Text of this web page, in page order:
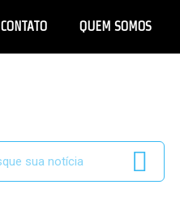
CONTATO QUEM SOMOS